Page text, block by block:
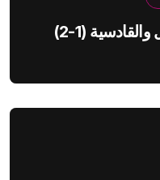
بالفيديو | ملخص مباراة الهلال والقادسية (1-2)